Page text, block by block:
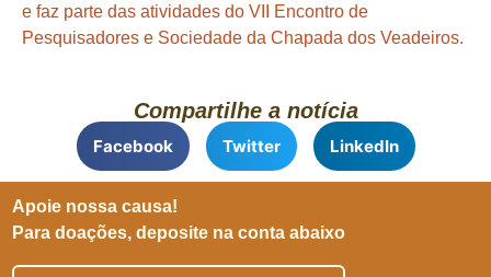
e faz parte das atividades do VII Encontro de
Pesquisadores e Sociedade da Chapada dos Veadeiros.
Compartilhe a notícia
Facebook Twitter LinkedIn
Apoie nossa causa!
Para doações, deposite na conta abaixo